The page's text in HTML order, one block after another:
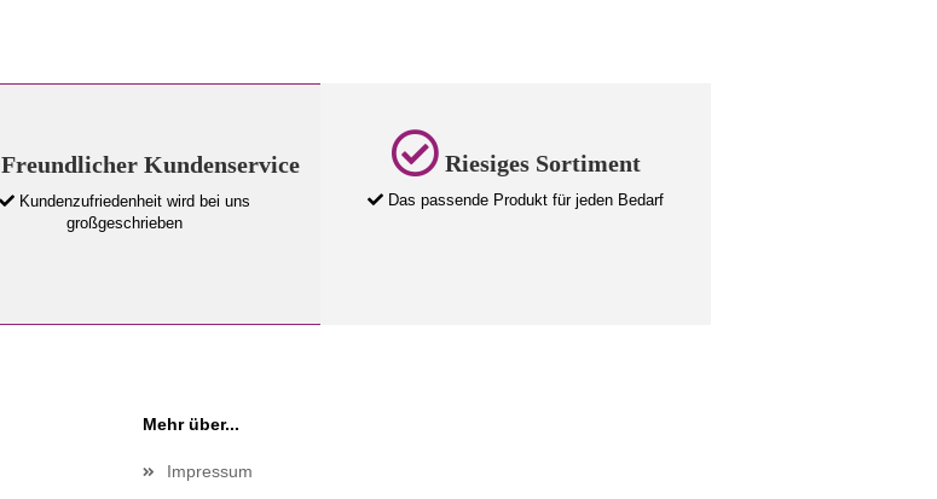
Freundlicher Kundenservice
Kundenzufriedenheit wird bei uns
großgeschrieben
Riesiges Sortiment
Das passende Produkt für jeden Bedarf
Mehr über...
Impressum